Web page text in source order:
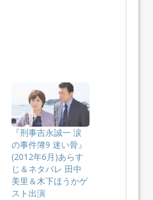
『刑事吉永誠一 涙
の事件簿9 迷い骨』
(2012年6月)あらす
じ＆ネタバレ 田中
美里＆木下ほうかゲ
スト出演